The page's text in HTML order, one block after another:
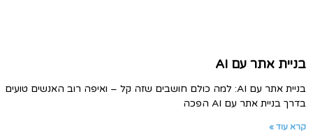
בניית אתר עם AI
בניית אתר עם AI: למה כולם חושבים שזה קל – ואיפה רוב האנשים טועים
בדרך בניית אתר עם AI הפכה
קרא עוד »